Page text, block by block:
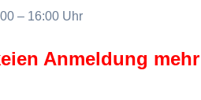
– 16:00 Uhr
Anmeldung